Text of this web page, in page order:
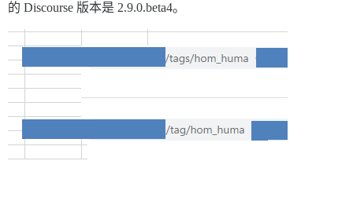
的 Discourse 版本是 2.9.0.beta4。